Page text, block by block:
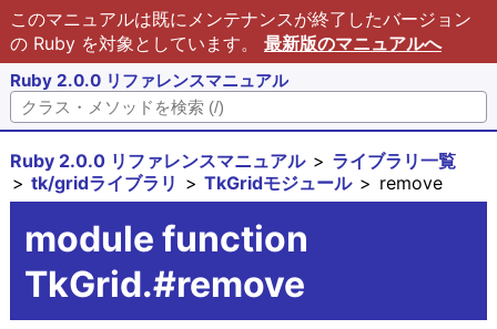
このマニュアルは既にメンテナンスが終了したバージョン
の Ruby を対象としています。 最新版のマニュアルへ
Ruby 2.0.0 リファレンスマニュアル
Ruby 2.0.0 リファレンスマニュアル
ライブラリ一覧
tk/gridライブラリ
TkGridモジュール remove
module function
TkGrid.#remove